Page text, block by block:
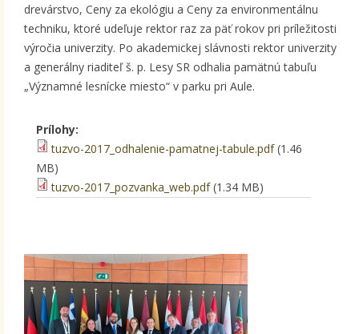
drevárstvo, Ceny za ekológiu a Ceny za environmentálnu
techniku, ktoré udeľuje rektor raz za päť rokov pri príležitosti
výročia univerzity. Po akademickej slávnosti rektor univerzity
a generálny riaditeľ š. p. Lesy SR odhalia pamätnú tabuľu
„Významné lesnícke miesto“ v parku pri Aule.
Prílohy:
tuzvo-2017_odhalenie-pamatnej-tabule.pdf (1.46
MB)
tuzvo-2017_pozvanka_web.pdf (1.34 MB)